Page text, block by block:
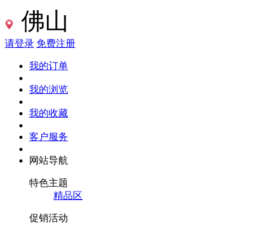
佛山
请登录 免费注册
我的订单
我的浏览
我的收藏
客户服务
网站导航
特色主题
精品区
促销活动